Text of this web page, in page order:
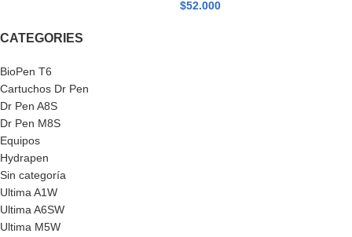
CATEGORIES
BioPen T6
Cartuchos Dr Pen
Dr Pen A8S
Dr Pen M8S
Equipos
Hydrapen
Sin categoría
Ultima A1W
Ultima A6SW
Ultima M5W
$52.000